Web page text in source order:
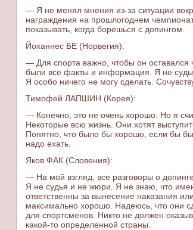
— Я не менял мнения из-за ситуации
награждения на прошлогоднем
показывать, когда борешься с допингом.
Йоханнес БЕ (Норвегия):
— Для спорта важно, чтобы он
были все факты и информация. Я не
Я особо ничего не могу сделать.
Тимофей ЛАПШИН (Корея):
— Конечно, это не очень хорошо. Но я
Некоторые всю жизнь. Они хотят
Понятно, что было бы хорошо, если бы
надо ехать.
Яков ФАК (Словения):
— На мой взгляд, все разговоры о
Я не судья и не жюри. Я не знаю, что
ответственны за вынесение наказания
максимально хорошо. Надеюсь, что они
для спортсменов. Никто не должен
какой-то определенной страны.